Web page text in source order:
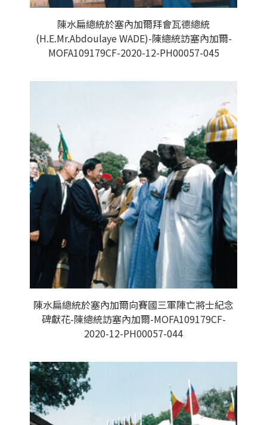
陳水扁總統於塞內加爾拜會瓦德總統
(H.E.Mr.Abdoulaye WADE)-陳總統訪塞內加爾-
MOFA109179CF-2020-12-PH00057-045
陳水扁總統於塞內加爾向賽國三軍陣亡將士紀念
碑獻花-陳總統訪塞內加爾-MOFA109179CF-
2020-12-PH00057-044